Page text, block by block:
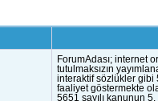
ForumAdası; internet
tutulmaksızın
interaktif sözlükler gibi
faaliyet göstermekte
5651 sayılı kanunun